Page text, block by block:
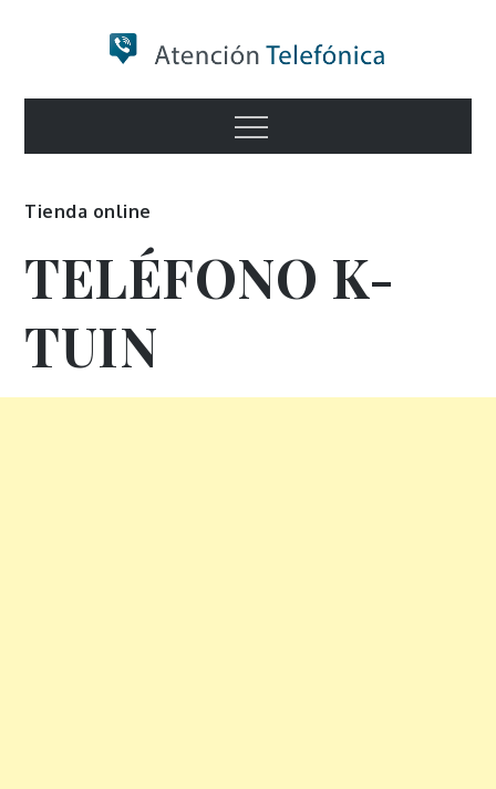
Numero de
Información
Menu
Tienda online
TELÉFONO K-
TUIN